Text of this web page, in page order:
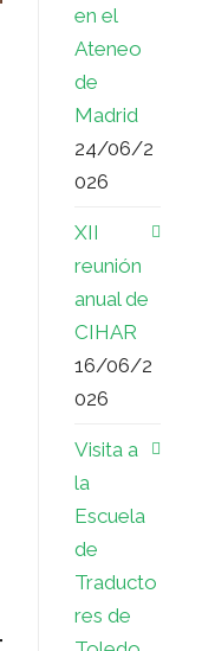
en el
Ateneo
de
Madrid
24/06/2
026
XII
reunión
anual de
CIHAR
16/06/2
026
Visita a
la
Escuela
de
Traducto
res de